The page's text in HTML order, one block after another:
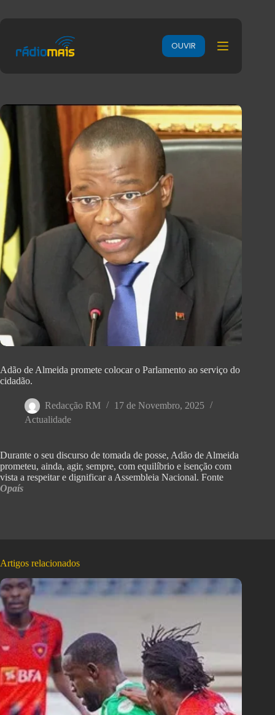
OUVIR
Adão de Almeida promete colocar o Parlamento ao serviço do
cidadão.
Redacção RM
17 de Novembro, 2025
Actualidade
Durante o seu discurso de tomada de posse, Adão de Almeida
prometeu, ainda, agir, sempre, com equilíbrio e isenção com
vista a respeitar e dignificar a Assembleia Nacional. Fonte
Opaís
Artigos relacionados